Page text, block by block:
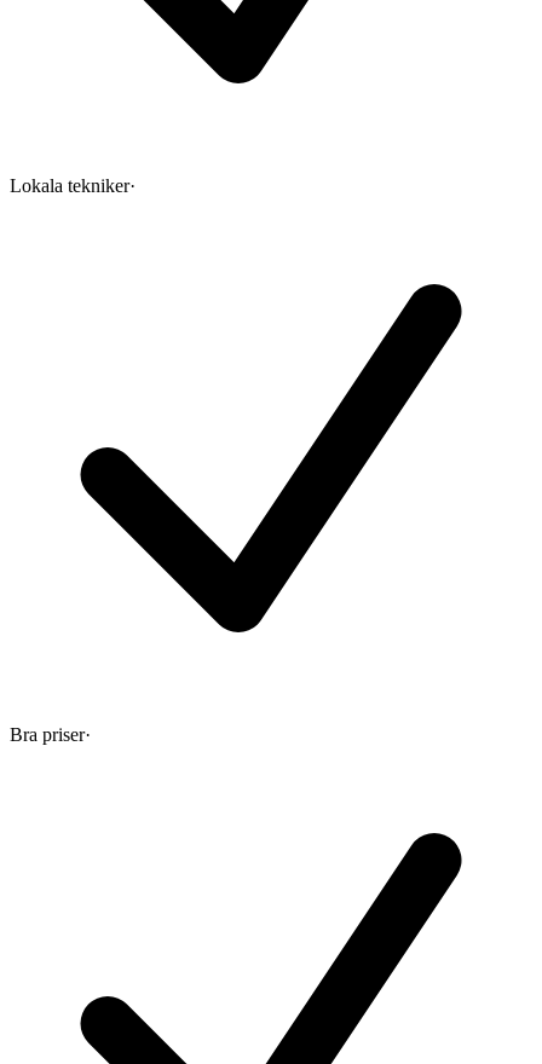
Lokala tekniker·
Bra priser·